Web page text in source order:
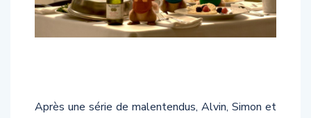
Après une série de malentendus, Alvin, Simon et